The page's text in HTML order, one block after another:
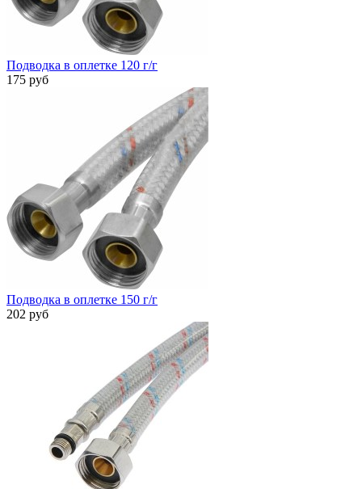
Подводка в оплетке 120 г/г
175 руб
Подводка в оплетке 150 г/г
202 руб